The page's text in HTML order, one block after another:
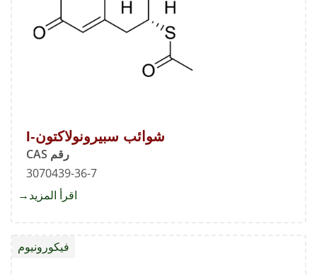
شوائب سبيرونولاكتون-I
رقم CAS
3070439-36-7
اقرأ المزيد
I
فيكورونيوم